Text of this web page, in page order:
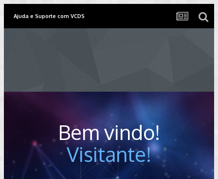
Ajuda e Suporte com VCDS
Bem vindo!
Visitante!